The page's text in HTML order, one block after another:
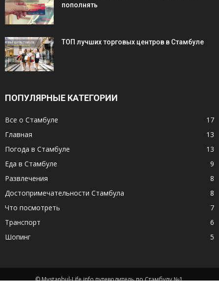
пополнять
ТОП лучших торговых центров в Стамбуле
ПОПУЛЯРНЫЕ КАТЕГОРИИ
Все о Стамбуле
17
Главная
13
Погода в Стамбуле
13
Еда в Стамбуле
9
Развлечения
8
Достопримечательности Стамбула
8
Что посмотреть
7
Транспорт
6
Шопинг
5
© Mystanbul-Life.info путеводитель по Стамбулу №1.